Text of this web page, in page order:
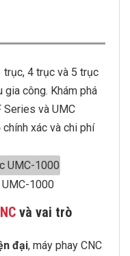
trục, 4 trục và 5 trục
gia công. Khám phá
Series và UMC
xác và chi phí
UMC-1000
và vai trò
đại, máy phay CNC